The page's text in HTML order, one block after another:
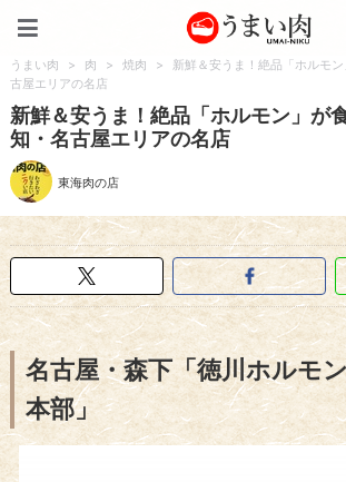
うまい肉 > 肉 > 焼肉 >
新鮮＆安うま！絶品「ホルモ
古屋エリアの名店
新鮮＆安うま！絶品「ホルモン」が
知・名古屋エリアの名店
東海肉の店
名古屋・森下「徳川ホルモ
本部」